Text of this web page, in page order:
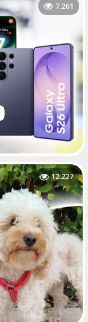
7.261
12.227